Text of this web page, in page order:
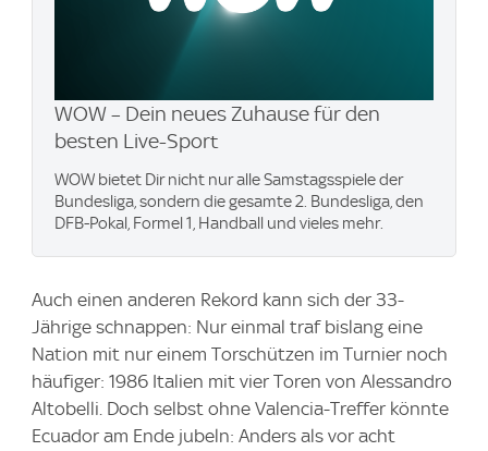
WOW – Dein neues Zuhause für den
besten Live-Sport
WOW bietet Dir nicht nur alle Samstagsspiele der
Bundesliga, sondern die gesamte 2. Bundesliga, den
DFB-Pokal, Formel 1, Handball und vieles mehr.
Auch einen anderen Rekord kann sich der 33-
Jährige schnappen: Nur einmal traf bislang eine
Nation mit nur einem Torschützen im Turnier noch
häufiger: 1986 Italien mit vier Toren von Alessandro
Altobelli. Doch selbst ohne Valencia-Treffer könnte
Ecuador am Ende jubeln: Anders als vor acht